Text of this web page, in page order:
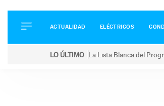
ELÉCTRICOS
CONDUCIR
ACTUALIDAD ELÉCTRICOS
LO ÚLTIMO La Lista Blanca del